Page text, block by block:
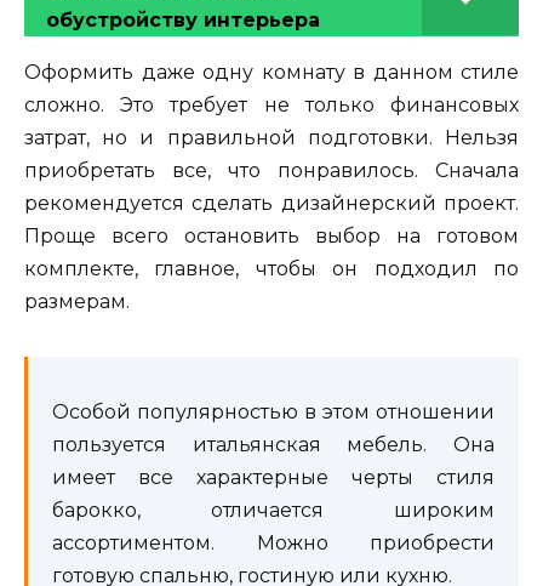
обустройству интерьера
Оформить даже одну комнату в данном стиле
сложно. Это требует не только финансовых
затрат, но и правильной подготовки. Нельзя
приобретать все, что понравилось. Сначала
рекомендуется сделать дизайнерский проект.
Проще всего остановить выбор на готовом
комплекте, главное, чтобы он подходил по
размерам.
Особой популярностью в этом отношении
пользуется итальянская мебель. Она
имеет все характерные черты стиля
барокко, отличается широким
ассортиментом. Можно приобрести
готовую спальню, гостиную или кухню.